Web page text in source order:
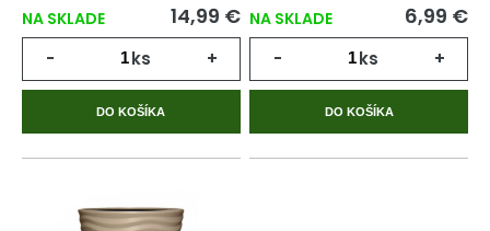
NA SKLADE 14,99 €
- ks +
DO KOŠÍKA
NA SKLADE 6,99 €
- ks +
DO KOŠÍKA